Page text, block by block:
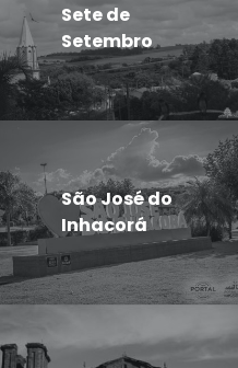
Sete de
Setembro
São José do
Inhacorá